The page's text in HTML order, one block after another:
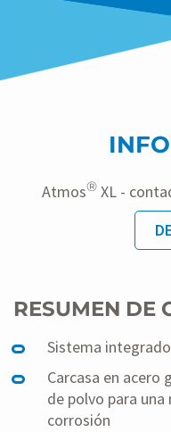
Atmos® XL -
RESUMEN DE
Sistema
Carcasa en acero
de polvo para
corrosión